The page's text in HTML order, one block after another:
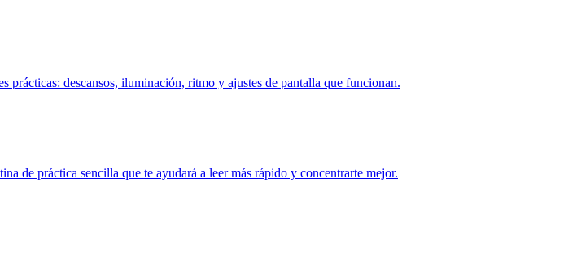
descansos, iluminación, ritmo y ajustes de pantalla que funcionan.
de práctica sencilla que te ayudará a leer más rápido y concentrarte mejor.